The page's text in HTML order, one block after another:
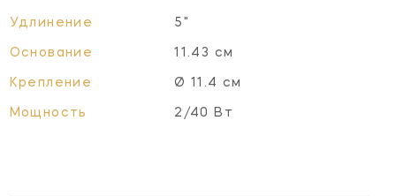
Удлинение 5"
Основание 11.43 см
Крепление Ø 11.4 см
Мощность 2/40 Вт